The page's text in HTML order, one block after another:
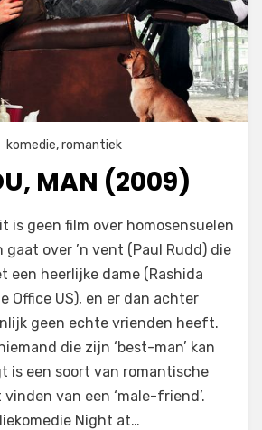
komedie,romantiek
MAN (2009)
Love
You,
Man
(2009)
is geen film over homosensuelen
gaat over ’n vent (Paul Rudd) die
een heerlijke dame (Rashida
Office US), en er dan achter
geen echte vrienden heeft.
die zijn ‘best-man’ kan
is een soort van romantische
van een ‘male-friend’.
Night at…